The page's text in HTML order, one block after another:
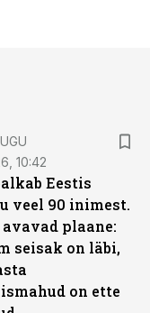
10:42
Eestis
veel 90 inimest.
plaane:
seisak on läbi,
on ette